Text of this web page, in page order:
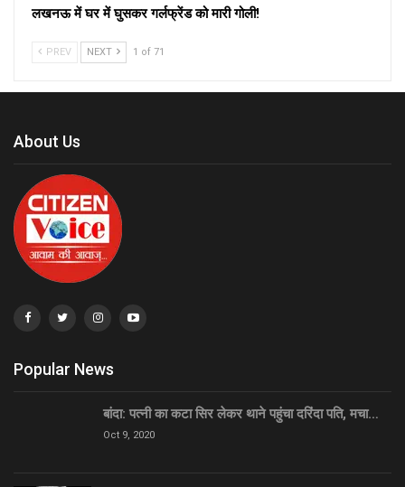
लखनऊ में घर में घुसकर गर्लफ्रेंड को मारी गोली!
PREV NEXT 1 of 71
About Us
Popular News
बांदा: पत्नी का कटा सिर लेकर थाने पहुंचा दरिंदा पति, मचा…
Oct 9, 2020